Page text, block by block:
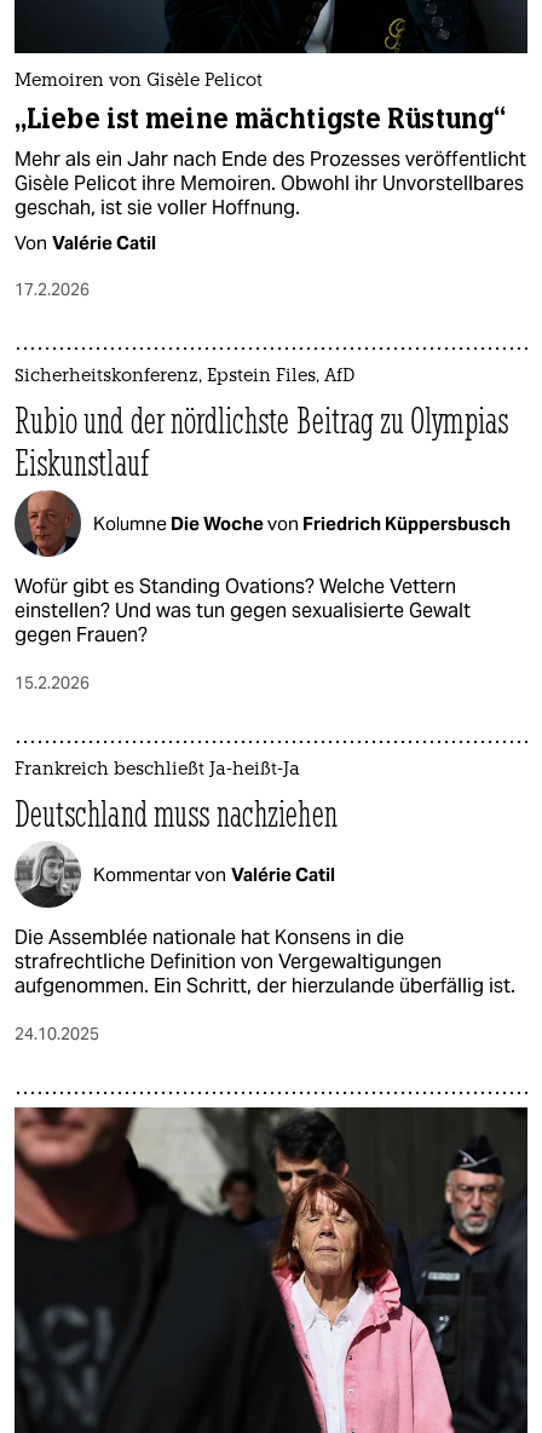
Memoiren von Gisèle Pelicot
„Liebe ist meine mächtigste Rüstung“
Mehr als ein Jahr nach Ende des Prozesses veröffentlicht
Gisèle Pelicot ihre Memoiren. Obwohl ihr Unvorstellbares
geschah, ist sie voller Hoffnung.
Von Valérie Catil
17.2.2026
Sicherheitskonferenz, Epstein Files, AfD
Rubio und der nördlichste Beitrag zu Olympias
Eiskunstlauf
Kolumne Die Wochevon Friedrich Küppersbusch
Wofür gibt es Standing Ovations? Welche Vettern
einstellen? Und was tun gegen sexualisierte Gewalt
gegen Frauen?
15.2.2026
Frankreich beschließt Ja-heißt-Ja
Deutschland muss nachziehen
Kommentar von Valérie Catil
Die Assemblée nationale hat Konsens in die
strafrechtliche Definition von Vergewaltigungen
aufgenommen. Ein Schritt, der hierzulande überfällig ist.
24.10.2025